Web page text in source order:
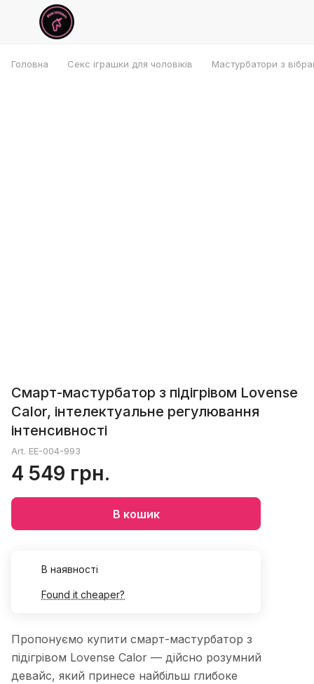
Головна Секс іграшки для чоловіків Мастурбатори з
Смарт-мастурбатор з підігрівом Lovense
Calor, інтелектуальне регулювання
інтенсивності
Art. EE-004-993
4 549 грн.
В кошик
В наявності
Found it cheaper?
Пропонуємо купити смарт-мастурбатор з
підігрівом Lovense Calor — дійсно розумний
девайс, який принесе найбільш глибоке